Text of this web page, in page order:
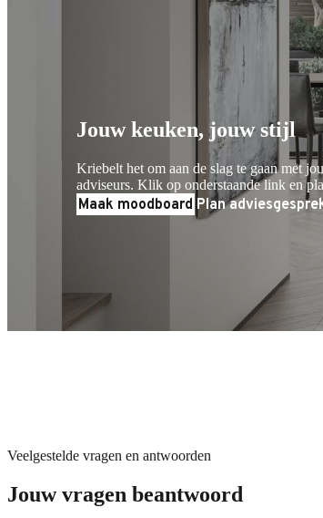
Jouw keuken, jouw stijl
Kriebelt het om aan de slag te gaan met
adviseurs. Klik op onderstaande link en
Maak moodboard Plan
Veelgestelde vragen en antwoorden
Jouw vragen beantwoord